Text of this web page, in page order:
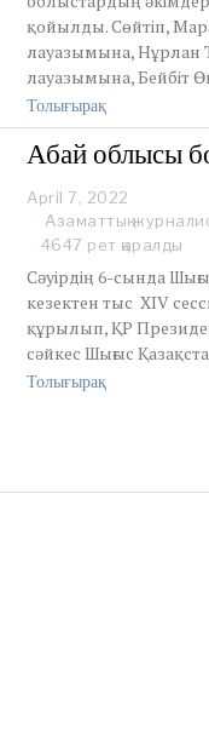
e
1
2
,
2
қойылды. Сөйтіп,
лауазымына, Нұрлан
лауазымына, Бейбіт
Толығырақ
Абай облысы
April 7, 2022
p
r
l
7
,
2
Азаматтық
4647 рет қаралды
Сәуірдің 6-сында
кезектен тыс XIV
құрылып, ҚР
сәйкес Шығыс
Толығырақ